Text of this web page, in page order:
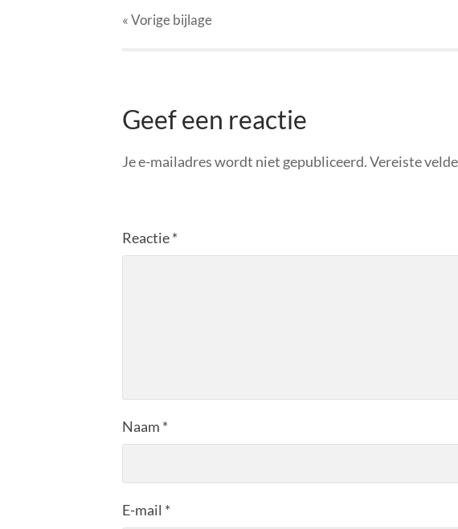
« Vorigebijlage
Geef een reactie
Je e-mailadres wordt niet gepubliceerd.Vereiste
Reactie*
Naam *
E-mail *